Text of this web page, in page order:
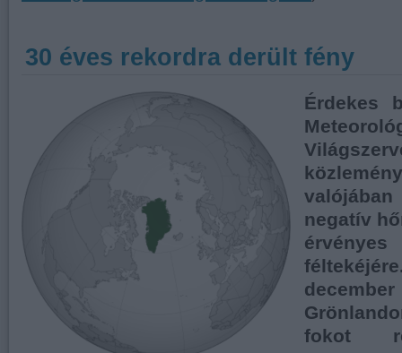
30 éves rekordra derült fény
Érdekes
negatív
fokot